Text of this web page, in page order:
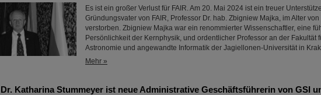
Es ist ein großer Verlust für FAIR. Am 20. Mai 2024 ist ein treuer
Gründungsvater von FAIR, Professor Dr. hab. Zbigniew Majka, im Alter
verstorben. Zbigniew Majka war ein renommierter Wissenschaftler, eine
Persönlichkeit der Kernphysik, und ordentlicher Professor an der Fakultät
Astronomie und angewandte Informatik der Jagiellonen-Universität in
Mehr »
Dr. Katharina Stummeyer ist neue Administrative Geschäftsführerin von GSI